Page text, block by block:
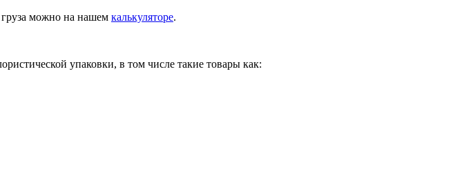
груза можно на нашем калькуляторе.
упаковки, в том числе такие товары как: